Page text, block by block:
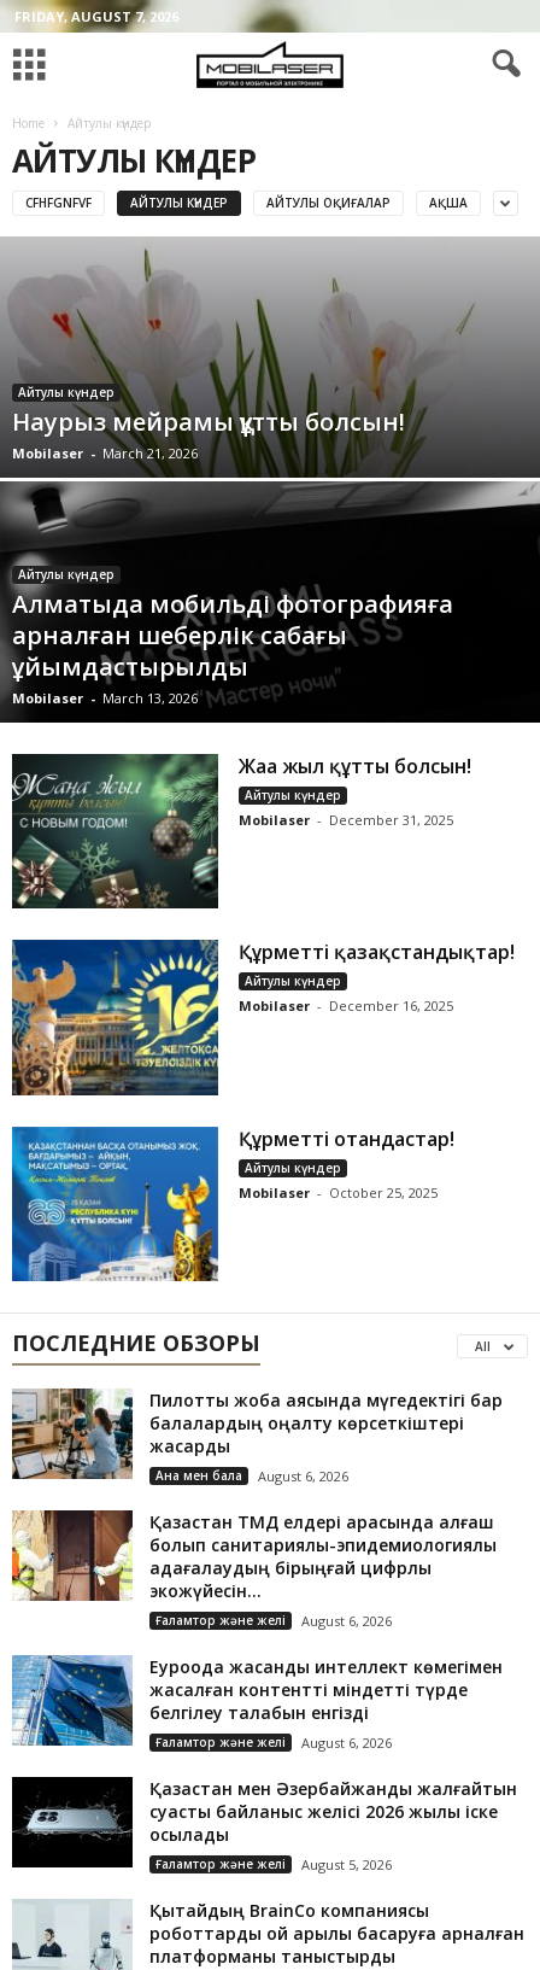
FRIDAY, AUGUST 7, 2026
Home Айтулы күндер
АЙТУЛЫ КҮНДЕР
CFHFGNFVF АЙТУЛЫ КҮНДЕР АЙТУЛЫ ОҚИҒАЛАР АҚША
Айтулы күндер
Наурыз мейрамы құтты болсын!
Mobilaser - March 21, 2026
Айтулы күндер
Алматыда мобильді фотографияға
арналған шеберлік сабағы
ұйымдастырылды
Mobilaser - March 13, 2026
Жаңа жыл құтты болсын!
Айтулы күндер
Mobilaser - December 31, 2025
Құрметті қазақстандықтар!
Айтулы күндер
Mobilaser - December 16, 2025
Құрметті отандастар!
Айтулы күндер
Mobilaser - October 25, 2025
ПОСЛЕДНИЕ ОБЗОРЫ All
Пилоттық жоба аясында мүгедектігі бар
балалардың оңалту көрсеткіштері
жақсарды
Ана мен бала August 6, 2026
Қазақстан ТМД елдері арасында алғаш
болып санитариялық-эпидемиологиялық
қадағалаудың бірыңғай цифрлық
экожүйесін...
Ғаламтор және желі August 6, 2026
Еуроодақ жасанды интеллект көмегімен
жасалған контентті міндетті түрде
белгілеу талабын енгізді
Ғаламтор және желі August 6, 2026
Қазақстан мен Әзербайжанды жалғайтын
суасты байланыс желісі 2026 жылы іске
қосылады
Ғаламтор және желі August 5, 2026
Қытайдың BrainCo компаниясы
роботтарды ой арқылы басқаруға арналған
платформаны таныстырды